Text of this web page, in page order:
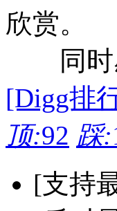
欣赏。
同时
[Digg排
顶:92 踩:
[支持